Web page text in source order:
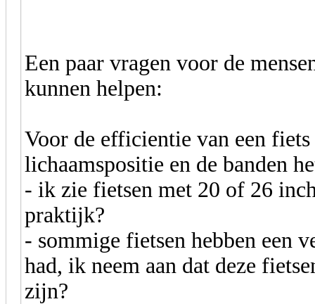
Een paar vragen voor de
kunnen helpen:
Voor de efficientie van een
lichaamspositie en de banden
- ik zie fietsen met 20 of 26
praktijk?
- sommige fietsen hebben een
had, ik neem aan dat deze
zijn?